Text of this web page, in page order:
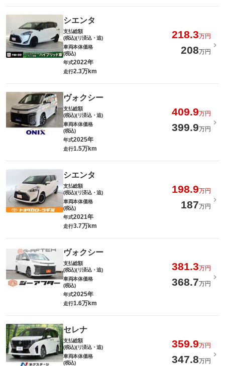
シエンタ
支払総額
(税込)(リ済込・追)
218.3万円
車両本体価格
(税込)
208万円
年式2022年
走行2.3万km
ヴォクシー
支払総額
(税込)(リ済込・追)
409.9万円
車両本体価格
(税込)
399.9万円
年式2025年
走行1.5万km
シエンタ
支払総額
(税込)(リ済込・追)
198.9万円
車両本体価格
(税込)
187万円
年式2021年
走行3.7万km
ヴォクシー
支払総額
(税込)(リ済込・追)
381.3万円
車両本体価格
(税込)
368.7万円
年式2025年
走行1.6万km
セレナ
支払総額
(税込)(リ済込・追)
359.9万円
車両本体価格
(税込)
347.8万円